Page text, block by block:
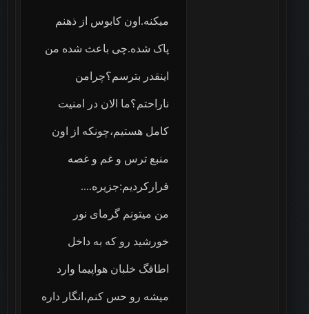
میکنه.اون کابوس از ذهنم
پاک شده.چی باعث شده من
اینقدر بترسم؟چرامن
ناراحتم؟ما الان در امنیت
کامل هستیم،چونکه از اون
منبع ترس و غم و غصه
فرارکردیم:جزیره....
من میتونم گرمای نور
خورشید رو که به داخل
اطاقگ خلبان هواپیما وارد
میشه رو حس کنم،انگار داره